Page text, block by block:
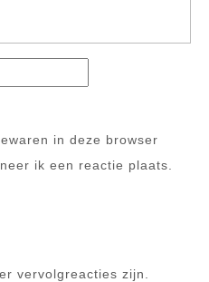
in deze browser
ik een reactie plaats.
vervolgreacties zijn.